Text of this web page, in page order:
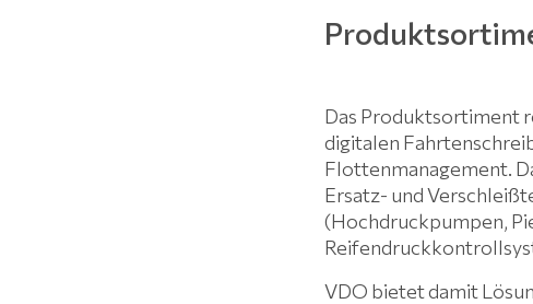
Das Produktsortiment
digitalen
Flottenmanagement.
Ersatz- und
(Hochdruckpumpen,
VDO bietet damit